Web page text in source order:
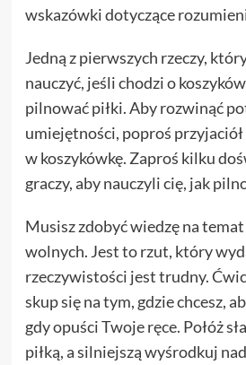
wskazówki dotyczące
Jedną z pierwszych rzeczy,
nauczyć, jeśli chodzi o
pilnować piłki. Aby rozwinąć
umiejętności, poproś
w koszykówkę. Zaproś kilku
graczy, aby nauczyli cię, jak
Musisz zdobyć wiedzę na
wolnych. Jest to rzut, który
rzeczywistości jest trudny.
skup się na tym, gdzie chcesz,
gdy opuści Twoje ręce. Połóż
piłką, a silniejszą wyśrodkuj